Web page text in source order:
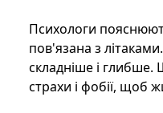
Психологи
пов'язана з
складніше і
страхи і фобії, щоб